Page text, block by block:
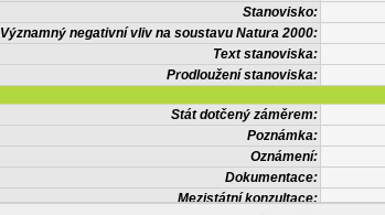
Stanovisko:
Významný negativní vliv na soustavu Natura 2000:
Text stanoviska:
Prodloužení stanoviska:
Stát dotčený záměrem:
Poznámka:
Oznámení:
Dokumentace:
Mezistátní konzultace: